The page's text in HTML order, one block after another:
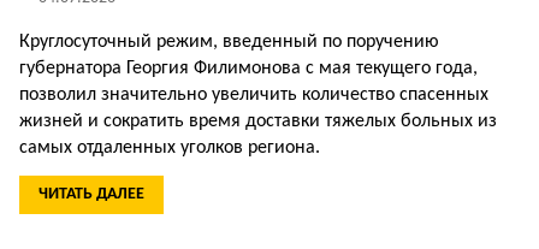
Круглосуточный режим, введенный по поручению
губернатора Георгия Фи­лимонова с мая текущего года,
позволил значитель­но увеличить количество спасенных
жизней и сокра­тить время доставки тяже­лых больных из
самых от­даленных уголков региона.
ЧИТАТЬ ДАЛЕЕ